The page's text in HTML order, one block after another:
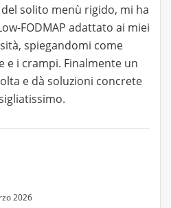
solito menù rigido, mi ha
FODMAP adattato ai miei
spiegandomi come
e i crampi. Finalmente un
e dà soluzioni concrete
2026